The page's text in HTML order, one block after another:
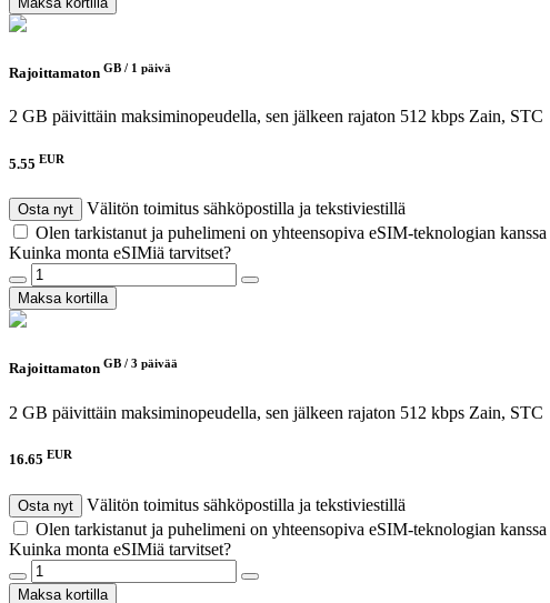
Rajoittamaton GB / 1 päivä
2 GB päivittäin maksiminopeudella, sen jälkeen rajaton 512 kbps Zain, STC
5.55 EUR
Osta nyt
Välitön toimitus sähköpostilla ja tekstiviestillä
Olen tarkistanut ja puhelimeni on yhteensopiva eSIM-teknologian kanssa
Kuinka monta eSIMiä tarvitset?
Maksa kortilla
Rajoittamaton GB / 3 päivää
2 GB päivittäin maksiminopeudella, sen jälkeen rajaton 512 kbps Zain, STC
16.65 EUR
Osta nyt
Välitön toimitus sähköpostilla ja tekstiviestillä
Olen tarkistanut ja puhelimeni on yhteensopiva eSIM-teknologian kanssa
Kuinka monta eSIMiä tarvitset?
Maksa kortilla